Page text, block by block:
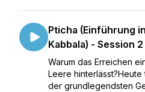
Pticha (Einführung
Kabbala) - Session
Warum das Erreichen
Leere
der grundlegendsten